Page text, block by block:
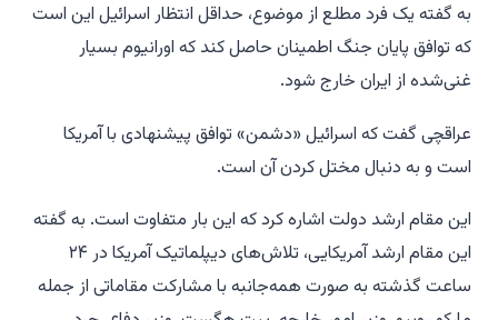
به گفته یک فرد مطلع از موضوع، حداقل انتظار اسرائیل این است
که توافق پایان جنگ اطمینان حاصل کند که اورانیوم بسیار
غنی‌شده از ایران خارج شود.
عراقچی گفت که اسرائیل «دشمن» توافق پیشنهادی با آمریکا
است و به دنبال مختل کردن آن است.
این مقام ارشد دولت اشاره کرد که این بار متفاوت است. به گفته
این مقام ارشد آمریکایی، تلاش‌های دیپلماتیک آمریکا در ۲۴
ساعت گذشته به صورت همه‌جانبه با مشارکت مقاماتی از جمله